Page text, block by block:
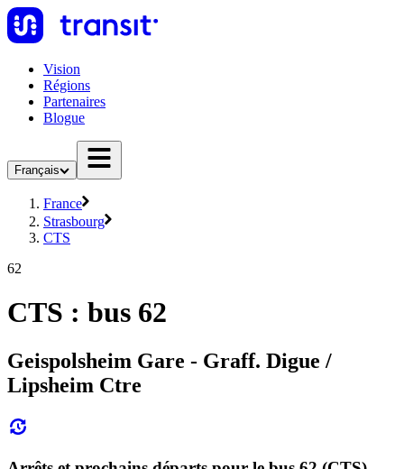
Vision
Régions
Partenaires
Blogue
Français
France
Strasbourg
CTS
62
CTS : bus 62
Geispolsheim Gare - Graff. Digue /
Lipsheim Ctre